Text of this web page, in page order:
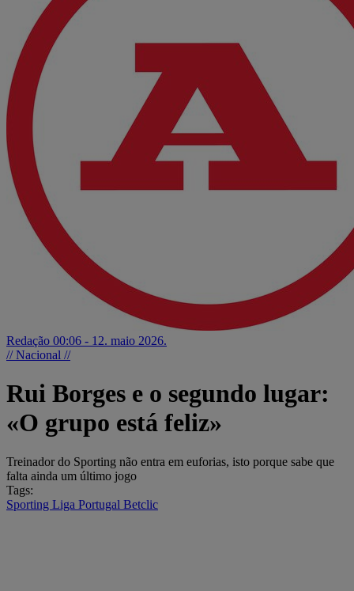
Redação 00:06 - 12. maio 2026.
// Nacional //
Rui Borges e o segundo lugar:
«O grupo está feliz»
Treinador do Sporting não entra em euforias, isto porque sabe que
falta ainda um último jogo
Tags:
Sporting Liga Portugal Betclic